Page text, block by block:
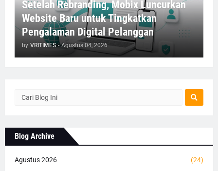
Setelah Rebranding, Mobix Luncurkan
Website Baru untuk Tingkatkan
Pengalaman Digital Pelanggan
by VRITIMES - Agustus 04, 2026
Blog Archive
Agustus 2026 (24)